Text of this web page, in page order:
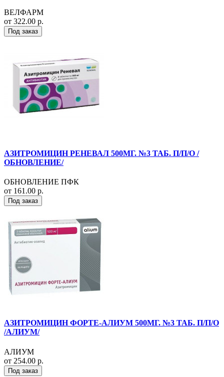
ВЕЛФАРМ
от 322.00 р.
Под заказ
АЗИТРОМИЦИН РЕНЕВАЛ 500МГ. №3 ТАБ. П/П/О /
ОБНОВЛЕНИЕ/
ОБНОВЛЕНИЕ ПФК
от 161.00 р.
Под заказ
АЗИТРОМИЦИН ФОРТЕ-АЛИУМ 500МГ. №3 ТАБ. П/П/О
/АЛИУМ/
АЛИУМ
от 254.00 р.
Под заказ